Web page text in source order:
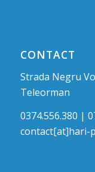
CONTACT
Strada Negru
Teleorman
0374.556.380 |
contact[at]hari-